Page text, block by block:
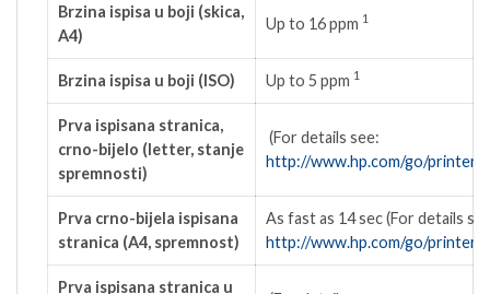
Brzina ispisa u boji (skica,
A4)
Up to 16ppm 1
Brzina ispisa u boji (ISO) Up to 5 ppm 1
Prva ispisana stranica,
crno-bijelo (letter, stanje
spremnosti)
(For details see:
http://www.hp.com/go/
Prva crno-bijela ispisana
stranica (A4, spremnost)
As fast as 14 sec(For details
http://www.hp.com/go/
Prva ispisana stranica u